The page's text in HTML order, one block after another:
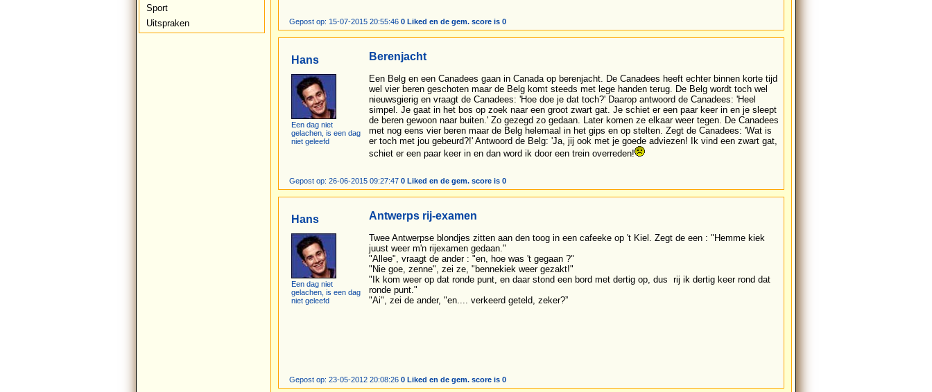
Sport
Uitspraken
Gepost op: 15-07-2015 20:55:46 0 Liked en de gem. score is 0
Hans
Een dag niet
gelachen, is een dag
niet geleefd
Berenjacht
Een Belg en een Canadees gaan in Canada op berenjacht. De Canadees heeft echter binnen korte tijd
wel vier beren geschoten maar de Belg komt steeds met lege handen terug. De Belg wordt toch wel
nieuwsgierig en vraagt de Canadees: 'Hoe doe je dat toch?' Daarop antwoord de Canadees: 'Heel
simpel. Je gaat in het bos op zoek naar een groot zwart gat. Je schiet er een paar keer in en je sleept
de beren gewoon naar buiten.' Zo gezegd zo gedaan. Later komen ze elkaar weer tegen. De Canadees
met nog eens vier beren maar de Belg helemaal in het gips en op stelten. Zegt de Canadees: 'Wat is
er toch met jou gebeurd?!' Antwoord de Belg: 'Ja, jij ook met je goede adviezen! Ik vind een zwart gat,
schiet er een paar keer in en dan word ik door een trein overreden!
Gepost op: 26-06-2015 09:27:47 0 Liked en de gem. score is 0
Hans
Een dag niet
gelachen, is een dag
niet geleefd
Antwerps rij-examen
Twee Antwerpse blondjes zitten aan den toog in een cafeeke op 't Kiel. Zegt de een : "Hemme kiek
juust weer m'n rijexamen gedaan."
"Allee", vraagt de ander : "en, hoe was 't gegaan ?"
"Nie goe, zenne", zei ze, "bennekiek weer gezakt!"
"Ik kom weer op dat ronde punt, en daar stond een bord met dertig op, dus rij ik dertig keer rond dat
ronde punt."
"Ai", zei de ander, "en.... verkeerd geteld, zeker?”
Gepost op: 23-05-2012 20:08:26 0 Liked en de gem. score is 0